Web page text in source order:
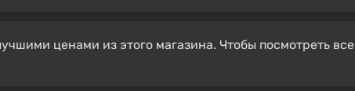
ценами из этого магазина. Чтобы посмотреть все